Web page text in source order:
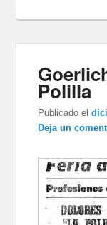
Polilla
Publicado el
Deja un